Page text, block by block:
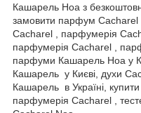
Кашарель Ноа з
замовити парфум Cacharel
Cacharel , парфумерія
парфумерія Cacharel ,
парфуми Кашарель Ноа у
Кашарель у Києві, духи
Кашарель в Україні,
парфумерія Cacharel ,